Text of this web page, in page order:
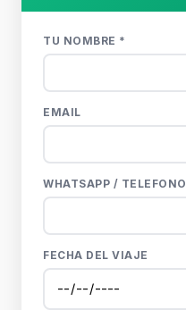
TU NOMBRE *
EMAIL
WHATSAPP / TELEFONO
FECHA DEL VIAJE